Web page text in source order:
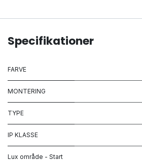
Specifikationer
FARVE
MONTERING
TYPE
IP KLASSE
Lux område - Start